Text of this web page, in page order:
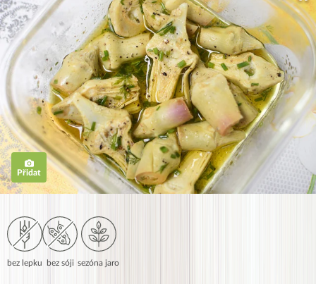
Přidat
bez lepku bez sóji sezóna jaro